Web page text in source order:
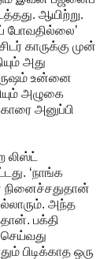
ஆயிற்று.
போவதில்லை’
காருக்கு முன்
அது
உன்னை
அழுகை
அனுப்பி
லிஸ்ட்
‘நாங்க
அந்த
பக்தி
பிடிக்காத ஒரு